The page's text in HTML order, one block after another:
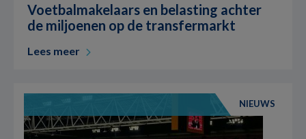
Voetbalmakelaars en belasting achter
de miljoenen op de transfermarkt
Lees meer
NIEUWS